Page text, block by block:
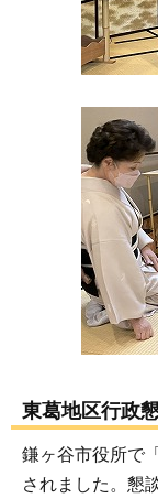
東葛地区行政
鎌ヶ谷市役所で
されました。懇